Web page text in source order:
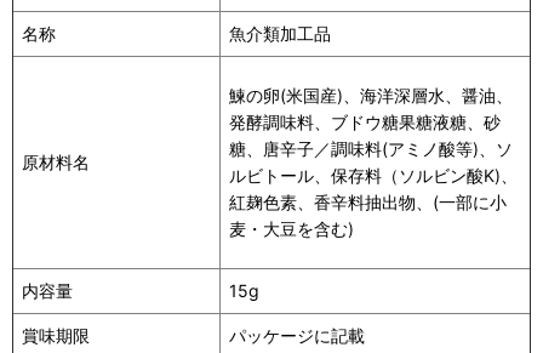
名称 魚介類加工品
原材料名
鰊の卵(米国産)、海洋深層水、醤油、
発酵調味料、ブドウ糖果糖液糖、砂
糖、唐辛子／調味料(アミノ酸等)、ソ
ルビトール、保存料（ソルビン酸K)、
紅麹色素、香辛料抽出物、(一部に小
麦・大豆を含む)
内容量 15g
賞味期限 パッケージに記載